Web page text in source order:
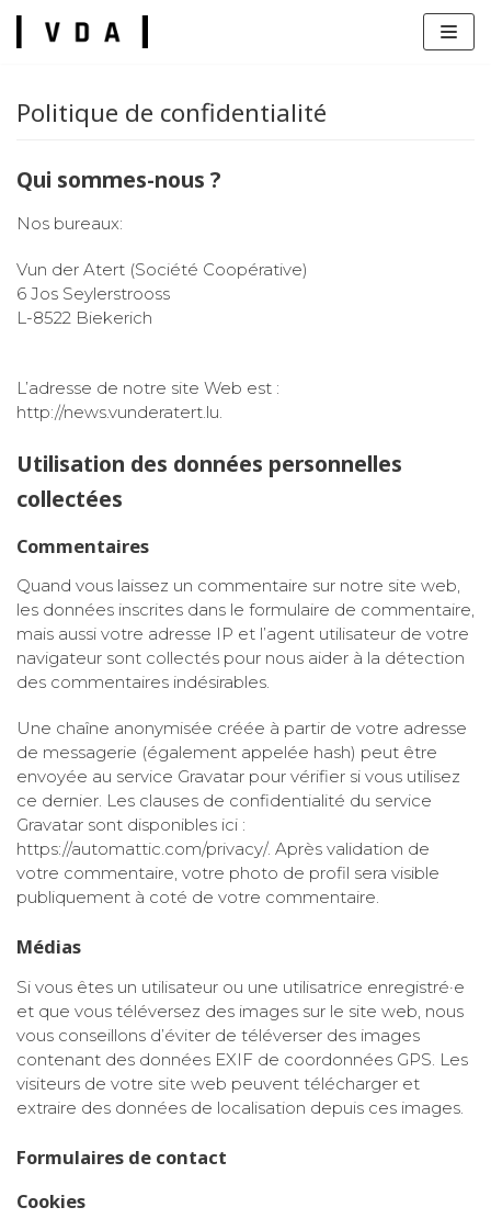
Zum
Inhalt
Politique de confidentialité
Qui sommes-nous ?
Nos bureaux:
Vun der Atert (Société Coopérative)
6 Jos Seylerstrooss
L-8522 Biekerich
L’adresse de notre site Web est :
http://news.vunderatert.lu.
Utilisation des données personnelles
collectées
Commentaires
Quand vous laissez un commentaire sur notre site web,
les données inscrites dans le formulaire de commentaire,
mais aussi votre adresse IP et l’agent utilisateur de votre
navigateur sont collectés pour nous aider à la détection
des commentaires indésirables.
Une chaîne anonymisée créée à partir de votre adresse
de messagerie (également appelée hash) peut être
envoyée au service Gravatar pour vérifier si vous utilisez
ce dernier. Les clauses de confidentialité du service
Gravatar sont disponibles ici :
https://automattic.com/privacy/. Après validation de
votre commentaire, votre photo de profil sera visible
publiquement à coté de votre commentaire.
Médias
Si vous êtes un utilisateur ou une utilisatrice enregistré·e
et que vous téléversez des images sur le site web, nous
vous conseillons d’éviter de téléverser des images
contenant des données EXIF de coordonnées GPS. Les
visiteurs de votre site web peuvent télécharger et
extraire des données de localisation depuis ces images.
Formulaires de contact
Cookies